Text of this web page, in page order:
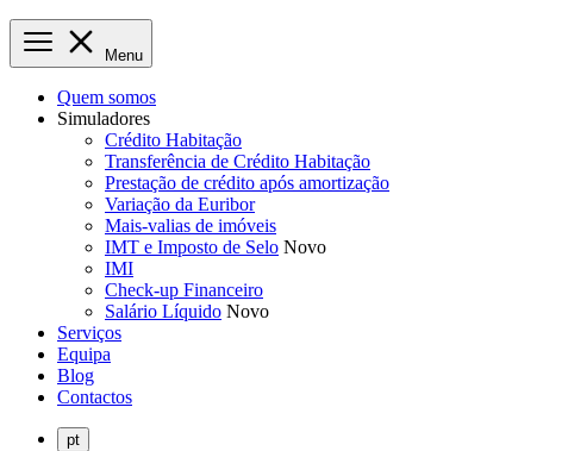
Menu
Quem somos
Simuladores
Crédito Habitação
Transferência de Crédito Habitação
Prestação de crédito após amortização
Variação da Euribor
Mais-valias de imóveis
IMT e Imposto de Selo Novo
IMI
Check-up Financeiro
Salário Líquido Novo
Serviços
Equipa
Blog
Contactos
pt